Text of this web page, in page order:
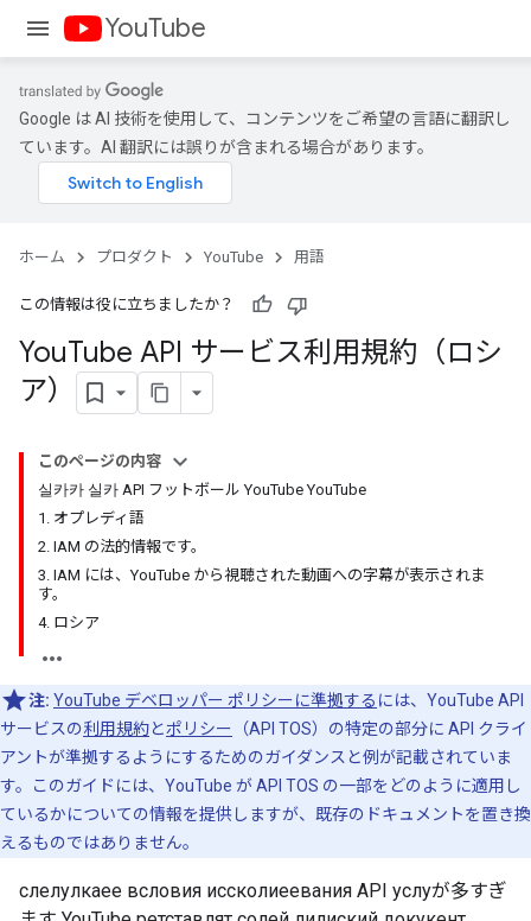
YouTube
Google は AI 技術を使用して、コンテンツをご希望の言語に翻訳し
ています。AI 翻訳には誤りが含まれる場合があります。
ホーム プロダクト YouTube 用語
この情報は役に立ちましたか？
YouTube API サービス利用規約（ロシ
ア）
このページの内容
실카카 실카 API フットボール YouTube YouTube
1. オプレディ語
2. IAM の法的情報です。
3. IAM には、YouTube から視聴された動画への字幕が表示されま
す。
4. ロシア
注: YouTube デベロッパー ポリシーに準拠する には、YouTube API
サービスの利用規約とポリシー （API TOS）の特定の部分に API クライ
アントが準拠するようにするためのガイダンスと例が記載されていま
す。このガイドには、YouTube が API TOS の一部をどのように適用し
ているかについての情報を提供しますが、既存のドキュメントを置き換
えるものではありません。
слелулкаее всловия иссколиеевания API услуが多すぎ